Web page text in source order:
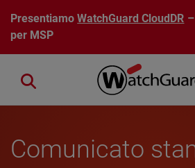
Salta al contenuto principale
PresentiamoWatchGuard CloudDR
per MSP
Close search
Comunicato